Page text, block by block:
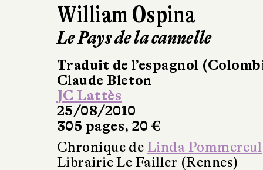
William Ospina
Le Pays de la cannelle
Traduit de l’espagnol
Claude Bleton
JC Lattès
25/08/2010
305 pages, 20 €
Chronique de Linda Pommereul
Librairie Le Failler (Rennes)